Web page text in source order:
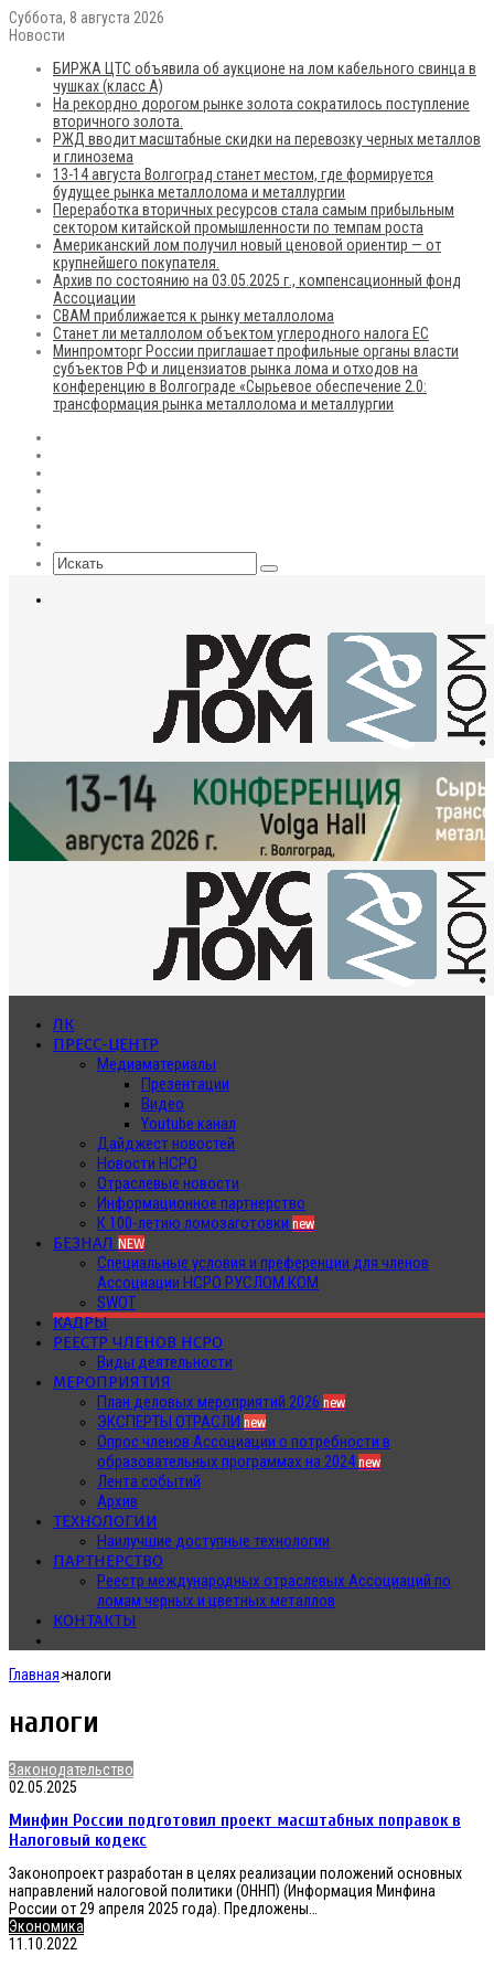
Суббота, 8 августа 2026
Новости
БИРЖА ЦТС объявила об аукционе на лом кабельного свинца в
чушках (класс А)
На рекордно дорогом рынке золота сократилось поступление
вторичного золота.
РЖД вводит масштабные скидки на перевозку черных металлов
и глинозема
13-14 августа Волгоград станет местом, где формируется
будущее рынка металлолома и металлургии
Переработка вторичных ресурсов стала самым прибыльным
сектором китайской промышленности по темпам роста
Американский лом получил новый ценовой ориентир — от
крупнейшего покупателя.
Архив по состоянию на 03.05.2025 г., компенсационный фонд
Ассоциации
CBAM приближается к рынку металлолома
Станет ли металлолом объектом углеродного налога ЕС
Минпромторг России приглашает профильные органы власти
субъектов РФ и лицензиатов рынка лома и отходов на
конференцию в Волгограде «Сырьевое обеспечение 2.0:
трансформация рынка металлолома и металлургии
Искать
ЛК
ПРЕСС-ЦЕНТР
Медиаматериалы
Презентации
Видео
Youtube канал
Дайджест новостей
Новости НСРО
Отраслевые новости
Информационное партнерство
К 100-летию ломозаготовки new
БЕЗНАЛ NEW
Специальные условия и преференции для членов
Ассоциации НСРО РУСЛОМ.КОМ
SWOT
КАДРЫ
РЕЕСТР ЧЛЕНОВ НСРО
Виды деятельности
МЕРОПРИЯТИЯ
План деловых мероприятий 2026 new
ЭКСПЕРТЫ ОТРАСЛИ new
Опрос членов Ассоциации о потребности в
образовательных программах на 2024new
Лента событий
Архив
ТЕХНОЛОГИИ
Наилучшие доступные технологии
ПАРТНЕРСТВО
Реестр международных отраслевых Ассоциаций по
ломам черных и цветных металлов
КОНТАКТЫ
Главная>налоги
налоги
Минфин
России
проект
масштабных
в
Налоговый
кодекс
Законодательство
02.05.2025
Минфин России подготовил проект масштабных поправок в
Налоговый кодекс
Законопроект разработан в целях реализации положений основных
направлений налоговой политики (ОННП) (Информация Минфина
России от 29 апреля 2025 года). Предложены…
Михаил
Мишустин
Экономика
11.10.2022